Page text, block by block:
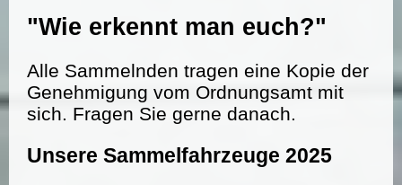
"Wie erkennt man euch?"
Alle Sammelnden tragen eine Kopie der
Genehmigung vom Ordnungsamt mit
sich. Fragen Sie gerne danach.
Unsere Sammelfahrzeuge 2025